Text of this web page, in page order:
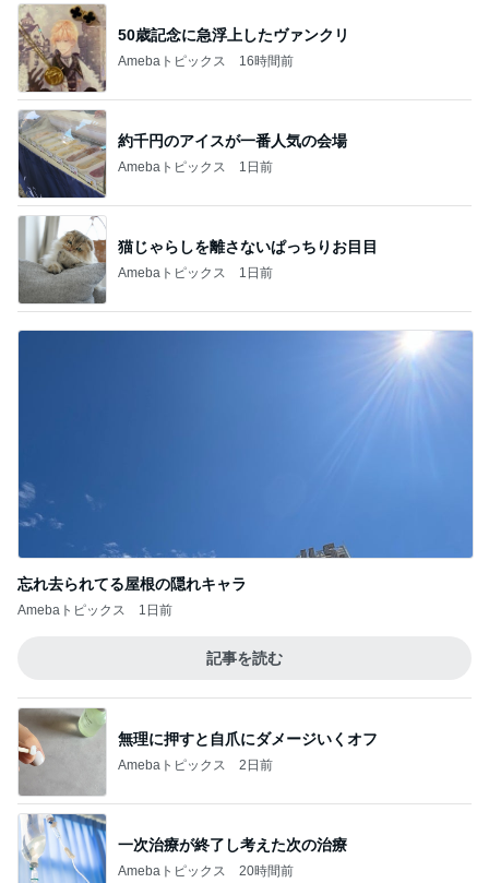
50歳記念に急浮上したヴァンクリ
Amebaトピックス 16時間前
約千円のアイスが一番人気の会場
Amebaトピックス 1日前
猫じゃらしを離さないぱっちりお目目
Amebaトピックス 1日前
忘れ去られてる屋根の隠れキャラ
Amebaトピックス 1日前
記事を読む
無理に押すと自爪にダメージいくオフ
Amebaトピックス 2日前
一次治療が終了し考えた次の治療
Amebaトピックス 20時間前